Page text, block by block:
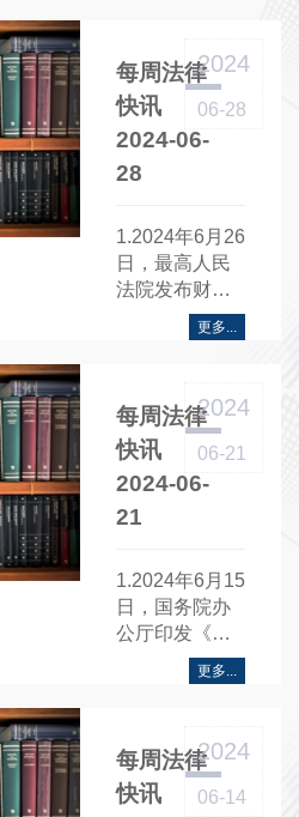
每周法律
快讯
2024-06-
28
2024
06-28
1.2024年6月26
日，最高人民
法院发布财务
造假典型案
更多...
每周法律
快讯
2024-06-
21
2024
06-21
1.2024年6月15
日，国务院办
公厅印发《促
进创业投资高
质量发展的若
更多...
每周法律
快讯
2024
06-14